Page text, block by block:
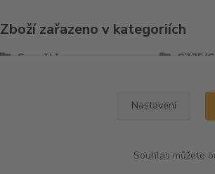
Zboží zařazeno v kategoriích
Spouště CZ75/
Nastavení
Souhlas můžete